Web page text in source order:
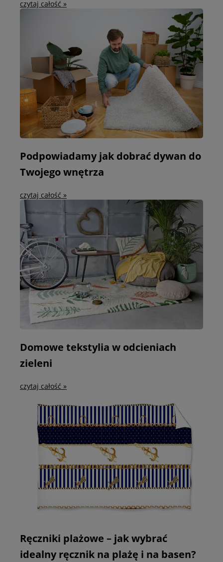
czytaj całość »
Podpowiadamy jak dobrać dywan do
Twojego wnętrza
czytaj całość »
Domowe tekstylia w odcieniach
zieleni
czytaj całość »
Ręczniki plażowe – jak wybrać
idealny ręcznik na plażę i na basen?